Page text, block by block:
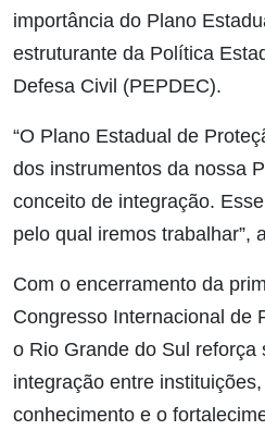
importância do Plano
estruturante da Política
Defesa Civil (PEPDEC).
“O Plano Estadual de
dos instrumentos da nossa
conceito de integração.
pelo qual iremos trabalhar”,
Com o encerramento da
Congresso Internacional de
o Rio Grande do Sul
integração entre
conhecimento e o